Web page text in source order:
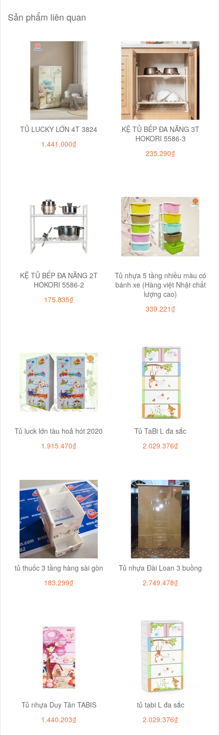
Sản phẩm liên quan
TỦ LUCKY LỚN 4T 3824
1.441.000₫
KỆ TỦ BẾP ĐA NĂNG 3T
HOKORI 5586-3
235.290₫
KỆ TỦ BẾP ĐA NĂNG 2T
HOKORI 5586-2
175.835₫
Tủ nhựa 5 tầng nhiều màu có
bánh xe (Hàng việt Nhật chất
lượng cao)
339.221₫
Tủ luck lớn tàu hoả hót 2020
1.915.470₫
Tủ TaBi L đa sắc
2.029.376₫
tủ thuốc 3 tầng hàng sài gòn
183.299₫
Tủ nhựa Đài Loan 3 buồng
2.749.478₫
Tủ nhựa Duy Tân TABIS
1.440.203₫
tủ tabi L đa sắc
2.029.376₫